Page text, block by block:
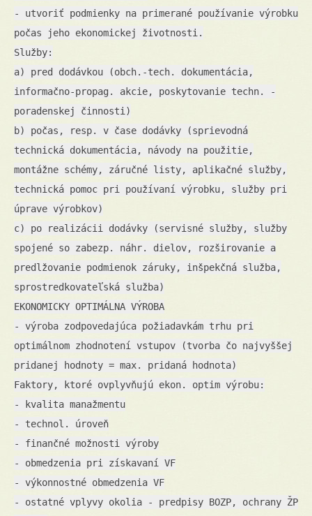
- utvoriť podmienky na primerané používanie výrobku
počas jeho ekonomickej životnosti.
Služby:
a) pred dodávkou (obch.-tech. dokumentácia,
informačno-propag. akcie, poskytovanie techn. -
poradenskej činnosti)
b) počas, resp. v čase dodávky (sprievodná
technická dokumentácia, návody na použitie,
montážne schémy, záručné listy, aplikačné služby,
technická pomoc pri používaní výrobku, služby pri
úprave výrobkov)
c) po realizácii dodávky (servisné služby, služby
spojené so zabezp. náhr. dielov, rozširovanie a
predlžovanie podmienok záruky, inšpekčná služba,
sprostredkovateľská služba)
EKONOMICKY OPTIMÁLNA VÝROBA
- výroba zodpovedajúca požiadavkám trhu pri
optimálnom zhodnotení vstupov (tvorba čo najvyššej
pridanej hodnoty = max. pridaná hodnota)
Faktory, ktoré ovplyvňujú ekon. optim výrobu:
- kvalita manažmentu
- technol. úroveň
- finančné možnosti výroby
- obmedzenia pri získavaní VF
- výkonnostné obmedzenia VF
- ostatné vplyvy okolia - predpisy BOZP, ochrany ŽP